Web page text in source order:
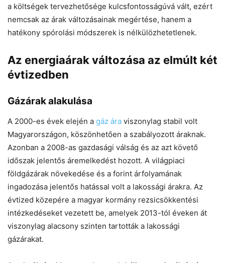
a költségek tervezhetősége kulcsfontosságúvá vált, ezért
nemcsak az árak változásainak megértése, hanem a
hatékony spórolási módszerek is nélkülözhetetlenek.
Az energiaárak változása az elmúlt két
évtizedben
Gázárak alakulása
A 2000-es évek elején a gáz ára viszonylag stabil volt
Magyarországon, köszönhetően a szabályozott áraknak.
Azonban a 2008-as gazdasági válság és az azt követő
időszak jelentős áremelkedést hozott. A világpiaci
földgázárak növekedése és a forint árfolyamának
ingadozása jelentős hatással volt a lakossági árakra. Az
évtized közepére a magyar kormány rezsicsökkentési
intézkedéseket vezetett be, amelyek 2013-tól éveken át
viszonylag alacsony szinten tartották a lakossági
gázárakat.